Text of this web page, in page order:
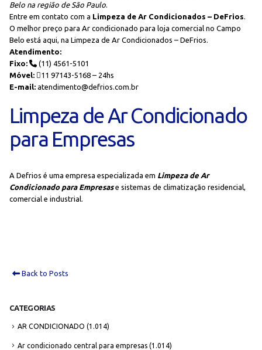
Belo na região de São Paulo.
Entre em contato com a Limpeza de Ar Condicionados – DeFrios.
O melhor preço para Ar condicionado para loja comercial no Campo
Belo está aqui, na Limpeza de Ar Condicionados – DeFrios.
Atendimento:
Fixo:
(11) 4561-5101
Móvel:
11 97143-5168 – 24hs
E-mail: atendimento@defrios.com.br
Limpeza de Ar Condicionado
para Empresas
A Defrios é uma empresa especializada em Limpeza de Ar
Condicionado para Empresase sistemas de climatização residencial,
comercial e industrial.
Back to Posts
CATEGORIAS
AR CONDICIONADO (1.014)
Ar condicionado central para empresas (1.014)